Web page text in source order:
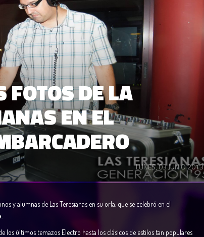
DE LA
EN EL
LUNES, 03 JUNIO 2013
y alumnas de Las Teresianas en su orla, que se celebró en el
los últimos temazos Electro hasta los clásicos de estilos tan populares